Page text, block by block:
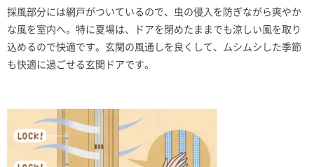
採風部分には網戸がついているので、虫の侵入を防ぎながら爽やか
な風を室内へ。特に夏場は、ドアを閉めたままでも涼しい風を取り
込めるので快適です。玄関の風通しを良くして、ムシムシした季節
も快適に過ごせる玄関ドアです。